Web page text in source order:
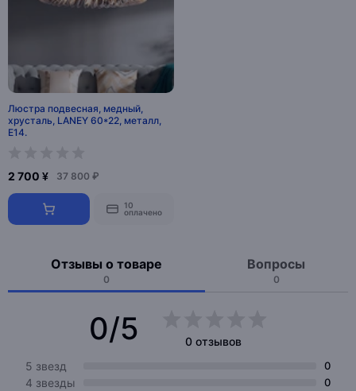
Люстра подвесная, медный,
хрусталь, LANEY 60*22, металл,
E14.
2 700 ¥ 37 800 ₽
10
оплачено
Отзывы о товаре
0
Вопросы
0
0/5
0 отзывов
5 звезд
0
4 звезды 0